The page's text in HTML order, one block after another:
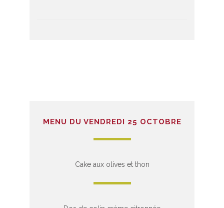
MENU DU VENDREDI 25 OCTOBRE
Cake aux olives et thon